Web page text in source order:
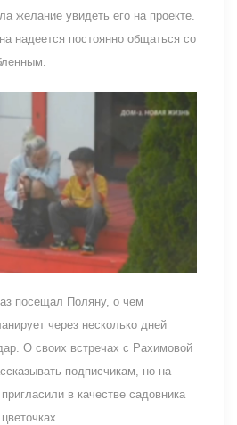
желание увидеть его на проекте.
надеется постоянно общаться со
посещал Поляну, о чем
через несколько дней
О своих встречах с Рахимовой
подписчикам, но на
в качестве садовника